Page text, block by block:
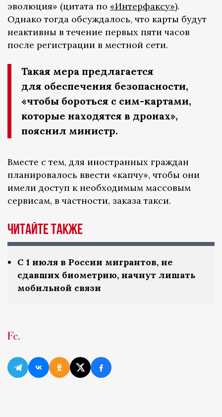
эволюция» (цитата по «Интерфаксу»).
Однако тогда обсуждалось, что карты будут
неактивны в течение первых пяти часов
после регистрации в местной сети.
Такая мера предлагается
для обеспечения безопасности,
«чтобы бороться с сим-картами,
которые находятся в дронах»,
пояснил министр.
Вместе с тем, для иностранных граждан
планировалось ввести «капчу», чтобы они
имели доступ к необходимым массовым
сервисам, в частности, заказа такси.
ЧИТАЙТЕ ТАКЖЕ
С 1 июля в России мигрантов, не
сдавших биометрию, начнут лишать
мобильной связи